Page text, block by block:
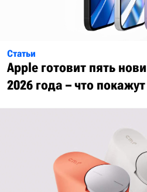
Статьи
Apple готовит пять
2026 года – что покажут